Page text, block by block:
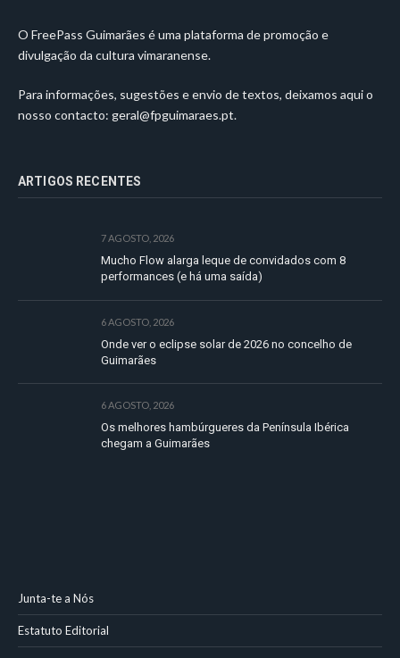
O FreePass Guimarães é uma plataforma de promoção e
divulgação da cultura vimaranense.
Para informações, sugestões e envio de textos, deixamos aqui o
nosso contacto: geral@fpguimaraes.pt.
ARTIGOS RECENTES
7 AGOSTO, 2026
Mucho Flow alarga leque de convidados com 8
performances (e há uma saída)
6 AGOSTO, 2026
Onde ver o eclipse solar de 2026 no concelho de
Guimarães
6 AGOSTO, 2026
Os melhores hambúrgueres da Península Ibérica
chegam a Guimarães
Junta-te a Nós
Estatuto Editorial